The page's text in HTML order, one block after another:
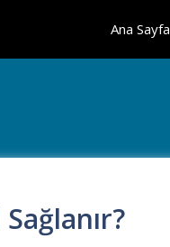
Ana Sayfa